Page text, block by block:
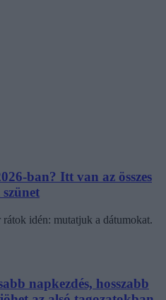
ban? Itt van az összes
szünet
idén: mutatjuk a dátumokat.
napkezdés, hosszabb